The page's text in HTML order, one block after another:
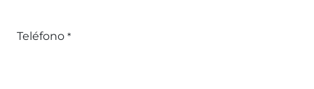
Teléfono *